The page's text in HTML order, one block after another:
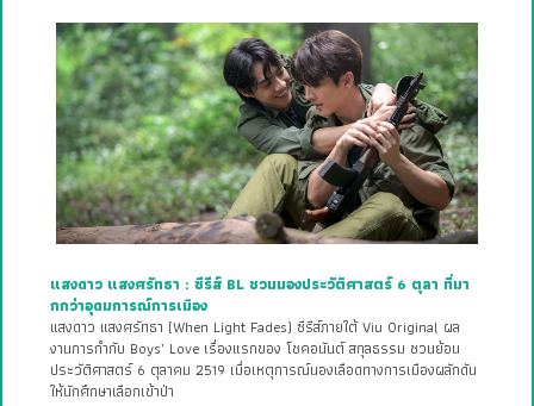
แสงดาว แสงศรัทธา : ซีรีส์ BL ชวนมองประวัติศาสตร์ 6 ตุลา ที่มา
กกว่าอุดมการณ์การเมือง
แสงดาว แสงศรัทธา (When Light Fades) ซีรีส์ภายใต้ Viu Original ผล
งานการกำกับ Boys’ Love เรื่องแรกของ โชคอนันต์ สกุลธรรม ชวนย้อน
ประวัติศาสตร์ 6 ตุลาคม 2519 เมื่อเหตุการณ์นองเลือดทางการเมืองผลักดัน
ให้นักศึกษาเลือกเข้าป่า